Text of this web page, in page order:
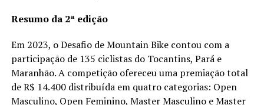
Resumo da 2ª edição
Em 2023, o Desafio de Mountain Bike contou com a
participação de 135 ciclistas do Tocantins, Pará e
Maranhão. A competição ofereceu uma premiação total
de R$ 14.400 distribuída em quatro categorias: Open
Masculino, Open Feminino, Master Masculino e Master